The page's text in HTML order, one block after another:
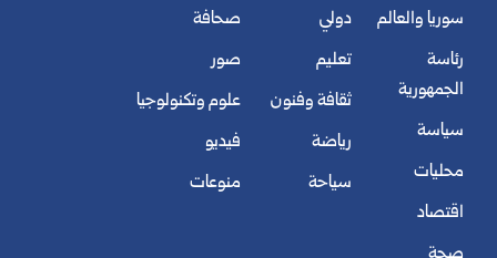
سوريا والعالم
رئاسة
الجمهورية
سياسة
محليات
اقتصاد
دولي
تعليم
ثقافة وفنون
رياضة
سياحة
صحافة
صور
علوم وتكنولوجيا
فيديو
منوعات